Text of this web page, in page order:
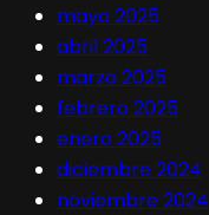
mayo 2025
abril 2025
marzo 2025
febrero 2025
enero 2025
diciembre 2024
noviembre 2024